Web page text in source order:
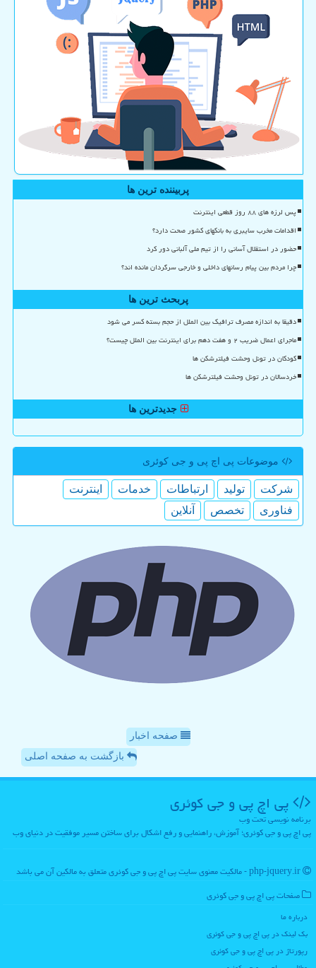
پربیننده ترین ها
پس لرزه های ۸۸ روز قطعی اینترنت
اقدامات مخرب سایبری به بانکهای کشور صحت دارد؟
حضور در استقلال آسانی را از تیم ملی آلبانی دور کرد
چرا مردم بین پیام رسانهای داخلی و خارجی سرگردان مانده اند؟
پربحث ترین ها
دقیقا به اندازه مصرف ترافیک بین الملل از حجم بسته کسر می شود
ماجرای اعمال ضریب ۲ و هفت دهم برای اینترنت بین الملل چیست؟
کودکان در تونل وحشت فیلترشکن ها
خردسالان در تونل وحشت فیلترشکن ها
جدیدترین ها
موضوعات پی اچ پی و جی كوئری
شركت تولید ارتباطات خدمات
اینترنت
فناوری
تخصص آنلاین
صفحه اخبار
بازگشت به صفحه اصلی
پی اچ پی و جی كوئری
برنامه نویسی تحت وب
پی اچ پی و جی کوئری؛ آموزش، راهنمایی و رفع اشکال برای ساختن مسیر موفقیت در دنیای وب
صفحات پی اچ پی و جی كوئری
درباره ما
بک لینک در پی اچ پی و جی كوئری
رپورتاژ در پی اچ پی و جی كوئری